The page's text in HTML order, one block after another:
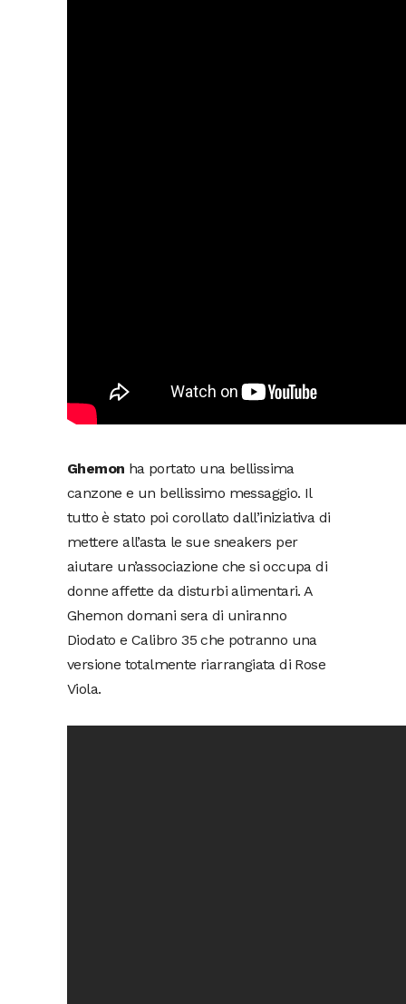
Ghemon ha portato una bellissima
canzone e un bellissimo messaggio. Il
tutto è stato poi corollato dall’iniziativa di
mettere all’asta le sue sneakers per
aiutare un’associazione che si occupa di
donne affette da disturbi alimentari. A
Ghemon domani sera di uniranno
Diodato e Calibro 35 che potranno una
versione totalmente riarrangiata di Rose
Viola.